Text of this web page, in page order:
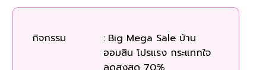
กิจกรรม : Big Mega Sale บ้าน
ออมสิน โปรแรง กระแทกใจ